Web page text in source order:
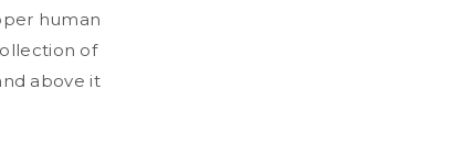
human
of
above it